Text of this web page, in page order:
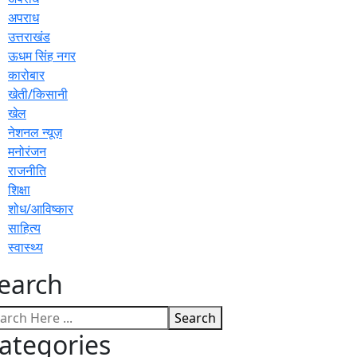
अपराध
उत्तराखंड
ऊधम सिंह नगर
कारोबार
खेती/किसानी
खेल
नेशनल न्यूज़
मनोरंजन
राजनीति
शिक्षा
शोध/आविष्कार
साहित्य
स्वास्थ्य
Search